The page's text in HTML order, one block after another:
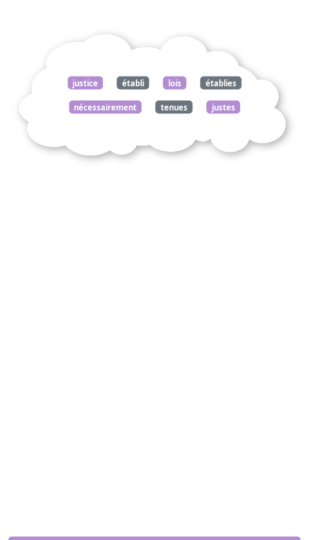
justice établi lois établies
nécessairement tenues justes
1670 236 pascal blaise